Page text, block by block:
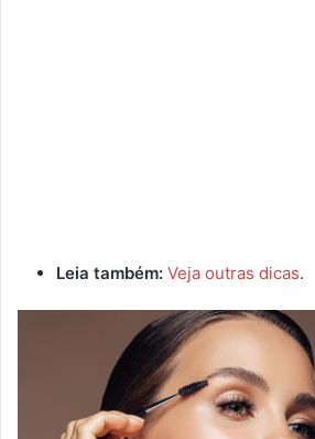
Leia também: Veja outras dicas.